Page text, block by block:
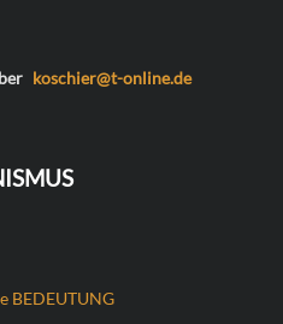
koschier@t-online.de
BEDEUTUNG